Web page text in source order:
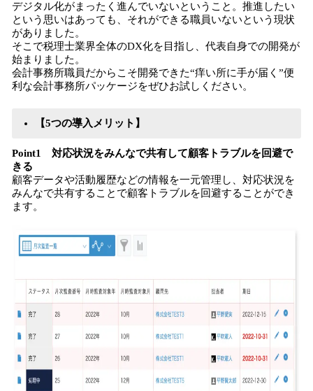
デジタル化がまったく進んでいないということ。推進したい
という思いはあっても、それができる職員いないという現状
がありました。
そこで税理士業界全体のDX化を目指し、代表自身での開発が
始まりました。
会計事務所職員だからこそ開発できた“痒い所に手が届く”便
利な会計事務所パッケージをぜひお試しください。
【5つの導入メリット】
Point1 対応状況をみんなで共有して顧客トラブルを回避で
きる
顧客データや活動履歴などの情報を一元管理し、対応状況を
みんなで共有することで顧客トラブルを回避することができ
ます。